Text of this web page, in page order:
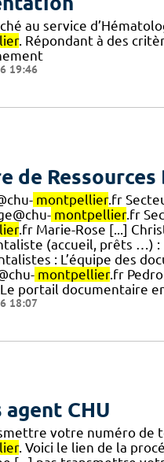
au service
. Répondant à des
19:46
de
montpellier.fr
montpellier.fr
.fr Marie-Rose [...]
(accueil, prêts …) :
: L’équipe des
montpellier.fr
portail documentaire
18:07
agent CHU
votre numéro de
. Voici le lien de la